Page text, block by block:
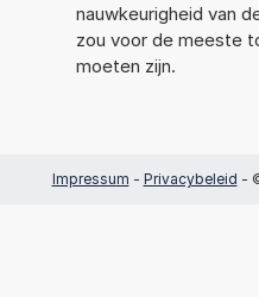
nauwkeurigheid van
zou voor de meeste
moeten zijn.
Impressum - Privacybeleid -